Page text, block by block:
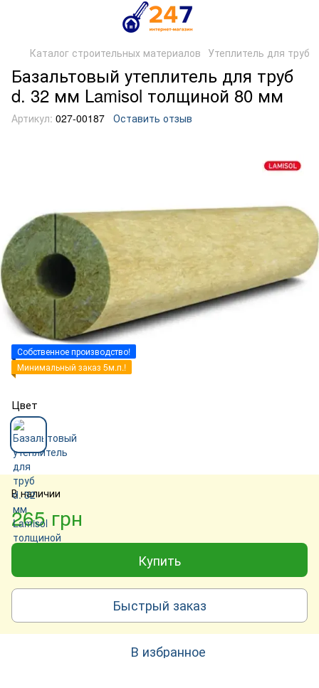
Каталог строительных материалов Утеплитель для труб
Базальтовый утеплитель для труб
d. 32 мм Lamisol толщиной 80 мм
Артикул: 027-00187 Оставить отзыв
Собственное производство!
Минимальный заказ 5м.п.!
Цвет
В наличии
265 грн
Купить
Быстрый заказ
В избранное